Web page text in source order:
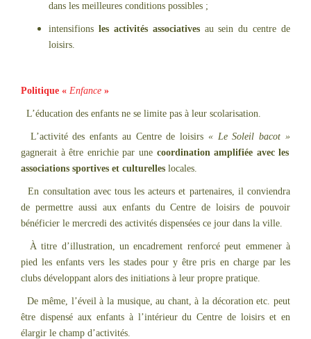
dans les meilleures conditions possibles ;
intensifions les activités associativesau sein du centre de
loisirs.
Politique « Enfance »
L’éducation des enfants ne se limite pas à leur scolarisation.
L’activité des enfants au Centre de loisirs « Le Soleil bacot »
gagnerait à être enrichie par une coordination amplifiée avec les
associations sportives et culturelles locales.
En consultation avec tous les acteurs et partenaires, il conviendra
de permettre aussi aux enfants du Centre de loisirs de pouvoir
bénéficier le mercredi des activités dispensées ce jour dans la ville.
À titre d’illustration, un encadrement renforcé peut emmener à
pied les enfants vers les stades pour y être pris en charge par les
clubs développant alors des initiations à leur propre pratique.
De même, l’éveil à la musique, au chant, à la décoration etc. peut
être dispensé aux enfants à l’intérieur du Centre de loisirs et en
élargir le champ d’activités.